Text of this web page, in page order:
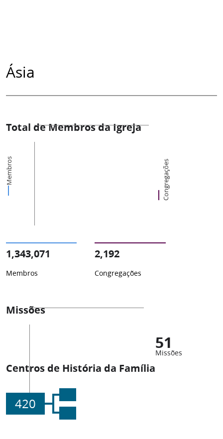
Ásia
Total de Membros da Igreja
Membros Congregações
1,343,071
Membros
2,192
Congregações
Missões
51
Missões
Centros de História da Família
420